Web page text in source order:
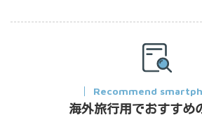
Recommend
海外旅行用でおすすめ